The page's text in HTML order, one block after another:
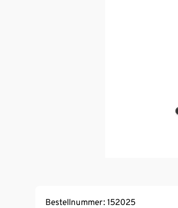
Bestellnummer: 152025